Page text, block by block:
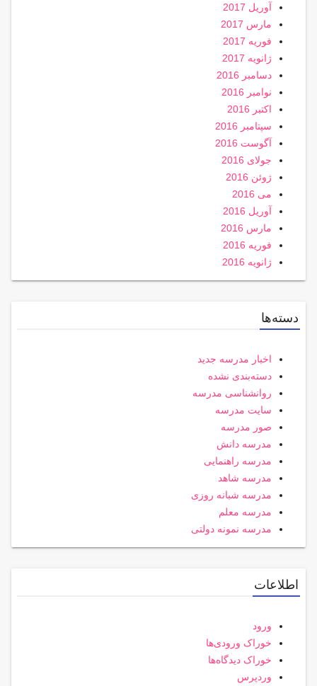
آوریل 2017
مارس 2017
فوریه 2017
ژانویه 2017
دسامبر 2016
نوامبر 2016
اکتبر 2016
سپتامبر 2016
آگوست 2016
جولای 2016
ژوئن 2016
می 2016
آوریل 2016
مارس 2016
فوریه 2016
ژانویه 2016
دسته‌ها
اخبار مدرسه جدید
دسته‌بندی نشده
روانشناسی مدرسه
سایت مدرسه
صور مدرسه
مدرسه دانش
مدرسه راهنمایی
مدرسه شاهد
مدرسه شبانه روزی
مدرسه معلم
مدرسه نمونه دولتی
اطلاعات
ورود
خوراک ورودی‌ها
خوراک دیدگاه‌ها
وردپرس